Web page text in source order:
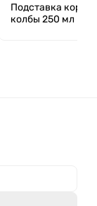
Подставка
колбы 250 мл